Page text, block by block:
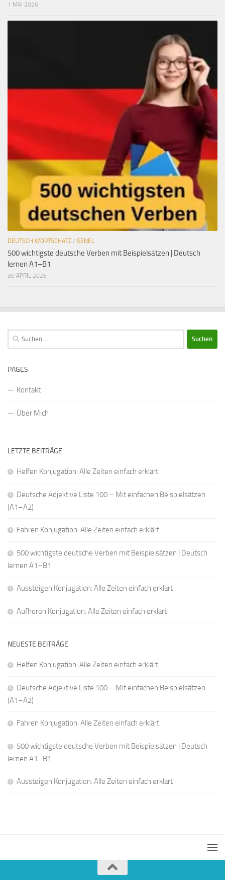
1 MAI 2026
DEUTSCH WORTSCHATZ / GENEL
500 wichtigste deutsche Verben mit Beispielsätzen | Deutsch
lernen A1–B1
30 APRIL 2026
Suchen
nach:
PAGES
Kontakt
Über Mich
LETZTE BEITRÄGE
Helfen Konjugation: Alle Zeiten einfach erklärt
Deutsche Adjektive Liste 100 – Mit einfachen Beispielsätzen
(A1–A2)
Fahren Konjugation: Alle Zeiten einfach erklärt
500 wichtigste deutsche Verben mit Beispielsätzen | Deutsch
lernen A1–B1
Aussteigen Konjugation: Alle Zeiten einfach erklärt
Aufhören Konjugation: Alle Zeiten einfach erklärt
NEUESTE BEITRÄGE
Helfen Konjugation: Alle Zeiten einfach erklärt
Deutsche Adjektive Liste 100 – Mit einfachen Beispielsätzen
(A1–A2)
Fahren Konjugation: Alle Zeiten einfach erklärt
500 wichtigste deutsche Verben mit Beispielsätzen | Deutsch
lernen A1–B1
Aussteigen Konjugation: Alle Zeiten einfach erklärt